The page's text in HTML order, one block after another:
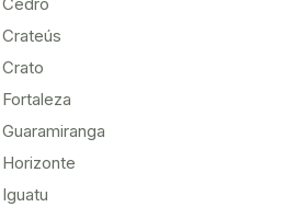
Crateús
Crato
Fortaleza
Guaramiranga
Horizonte
Iguatu